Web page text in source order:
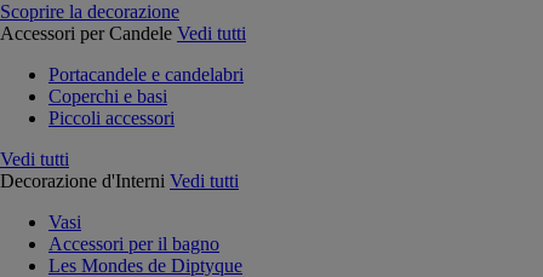
Scoprire la decorazione
Accessori per Candele Vedi tutti
Portacandele e candelabri
Coperchi e basi
Piccoli accessori
Vedi tutti
Decorazione d'Interni Vedi tutti
Vasi
Accessori per il bagno
Les Mondes de Diptyque